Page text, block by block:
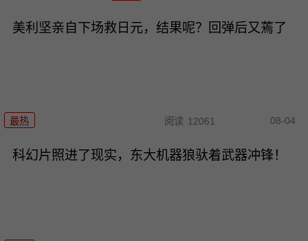
美利坚亲自下场救日元，结果呢？回弹后又蔫了
最热 阅读 12061 08-04
科幻片照进了现实，东大机器狼驮着武器冲锋！